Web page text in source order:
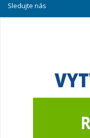
Sledujte nás